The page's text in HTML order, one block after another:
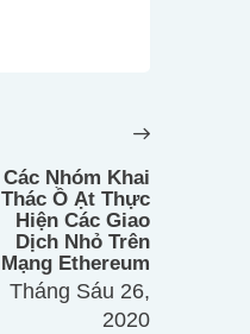
Các Nhóm Khai
Thác Ồ Ạt Thực
Hiện Các Giao
Dịch Nhỏ Trên
Mạng Ethereum
Tháng Sáu 26,
2020